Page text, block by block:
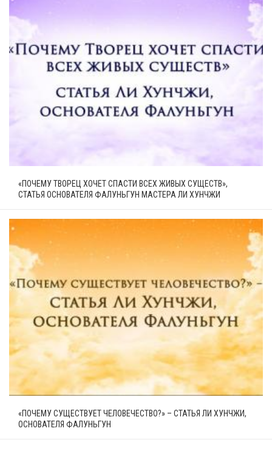
«ПОЧЕМУ ТВОРЕЦ ХОЧЕТ СПАСТИ ВСЕХ ЖИВЫХ СУЩЕСТВ»,
СТАТЬЯ ОСНОВАТЕЛЯ ФАЛУНЬГУН МАСТЕРА ЛИ ХУНЧЖИ
«ПОЧЕМУ СУЩЕСТВУЕТ ЧЕЛОВЕЧЕСТВО?» – СТАТЬЯ ЛИ ХУНЧЖИ,
ОСНОВАТЕЛЯ ФАЛУНЬГУН